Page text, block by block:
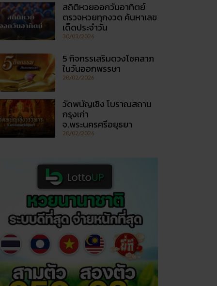
สถิติหวยออกวันอาทิตย์
ตรวจหวยทุกงวด ค้นหาเลข
เด็ดประจำวัน
30/03/2026
5 กิจกรรเสริมดวงโชคลาภ
ในวันออกพรรษา
28/02/2026
วัดพนัญเชิง โบราณสถาน
กรุงเก่า
จ.พระนครศรีอยุธยา
28/02/2026